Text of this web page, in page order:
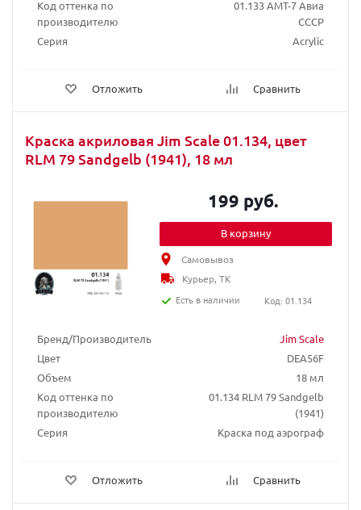
Код оттенка по
производителю
01.133 АМТ-7 Авиа
СССР
Серия
Acrylic
Отложить Сравнить
Краска акриловая Jim Scale 01.134, цвет
RLM 79 Sandgelb (1941), 18 мл
Бренд/Производитель
Jim Scale
Цвет
DEA56F
Объем
18 мл
Код оттенка по
производителю
01.134 RLM 79 Sandgelb
(1941)
Серия
Краска под аэрограф
Отложить Сравнить
199 руб.
В корзину
Самовывоз
Курьер, ТК
Есть в наличии
Код: 01.134